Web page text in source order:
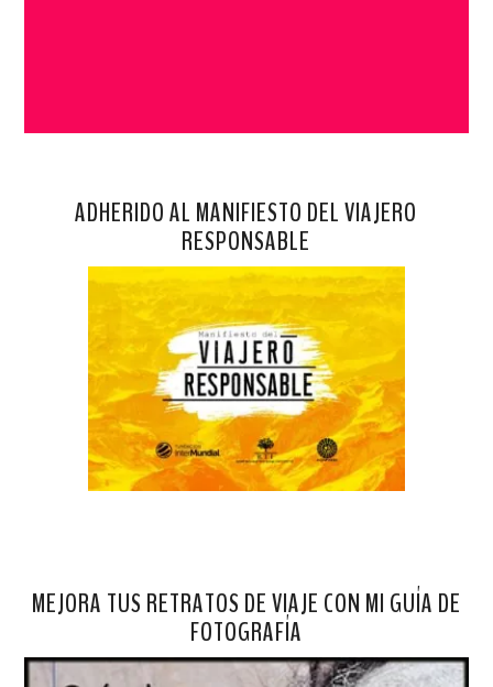
ADHERIDO AL MANIFIESTO DEL VIAJERO
RESPONSABLE
MEJORA TUS RETRATOS DE VIAJE CON MI GUÍA DE
FOTOGRAFÍA